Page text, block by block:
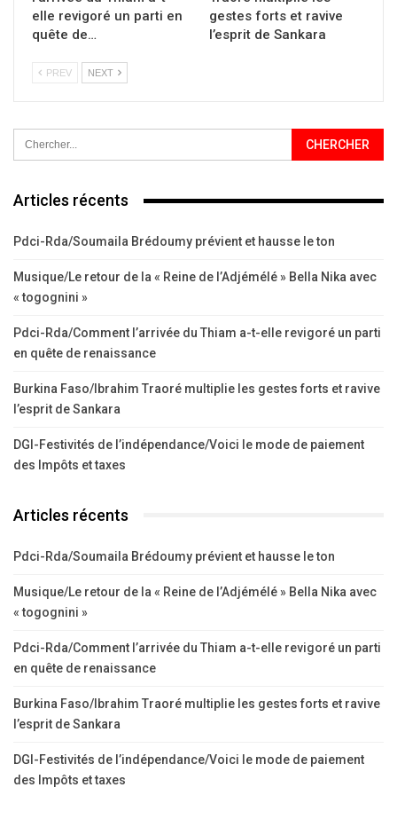
elle revigoré un parti en
quête de…
gestes forts et ravive
l’esprit de Sankara
PREV NEXT
Articles récents
Pdci-Rda/Soumaila Brédoumy prévient et hausse le ton
Musique/Le retour de la « Reine de l’Adjémélé » Bella Nika avec
« togognini »
Pdci-Rda/Comment l’arrivée du Thiam a-t-elle revigoré un parti
en quête de renaissance
Burkina Faso/Ibrahim Traoré multiplie les gestes forts et ravive
l’esprit de Sankara
DGI-Festivités de l’indépendance/Voici le mode de paiement
des Impôts et taxes
Articles récents
Pdci-Rda/Soumaila Brédoumy prévient et hausse le ton
Musique/Le retour de la « Reine de l’Adjémélé » Bella Nika avec
« togognini »
Pdci-Rda/Comment l’arrivée du Thiam a-t-elle revigoré un parti
en quête de renaissance
Burkina Faso/Ibrahim Traoré multiplie les gestes forts et ravive
l’esprit de Sankara
DGI-Festivités de l’indépendance/Voici le mode de paiement
des Impôts et taxes